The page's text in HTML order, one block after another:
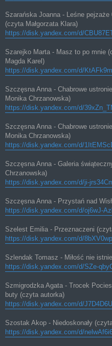
Szarańska Joanna - Leśne
(czyta Małgorzata Klara)
https://disk.yandex.com/d/
Szarejko Marta - Masz to po mnie
Magda Karel)
https://disk.yandex.com/d/
Szczęsna Anna - Chabrowe
Monika Chrzanowska)
https://disk.yandex.com/d/
Szczęsna Anna - Chabrowe
Monika Chrzanowska)
https://disk.yandex.com/d/
Szczęsna Anna - Galeria
Chrzanowska)
https://disk.yandex.com/d/ji-
Szczęsna Anna - Przystań nad
https://disk.yandex.com/d/oj6wJ-
Szelest Emilia - Przeznaczeni
https://disk.yandex.com/d/
Szlendak Tomasz - Miłość nie
https://disk.yandex.com/d/SZe-
Szmigrodzka Agata - Trocek
buty (czyta autorka)
https://disk.yandex.com/d/
Szostak Akop - Niedoskonały
https://disk.yandex.com/d/